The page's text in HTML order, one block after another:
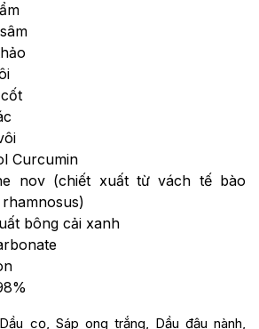
Curcumin
nov (chiết xuất từ vách tế bào
bông cải xanh
cọ, Sáp ong trắng, Dầu đậu nành,